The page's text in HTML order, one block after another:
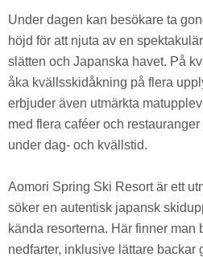
Under dagen kan besökare ta
höjd för att njuta av en
slätten och Japanska havet. På
åka kvällsskidåkning på flera
erbjuder även utmärkta
med flera caféer och
under dag- och kvällstid.
Aomori Spring Ski Resort är ett
söker en autentisk japansk
kända resorterna. Här finner man
nedfarter, inklusive lättare backar